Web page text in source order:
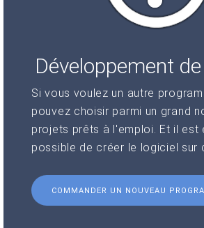
Développement
Si vous voulez un autre
pouvez choisir parmi un grand
projets prêts à l'emploi. Et il est
possible de créer le logiciel sur
COMMANDER UN NOUVEAU